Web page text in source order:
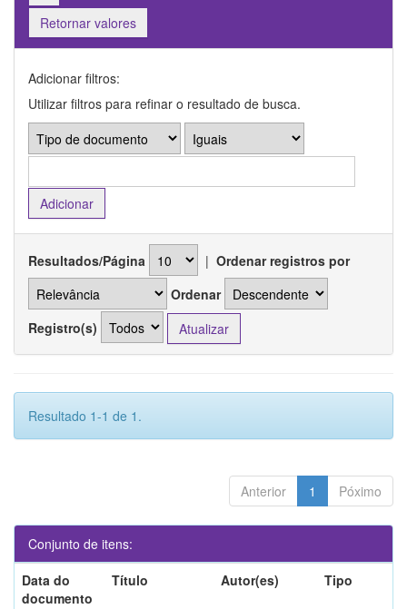
Retornar valores
Adicionar filtros:
Utilizar filtros para refinar o resultado de busca.
Resultados/Página | Ordenar registros por
Ordenar
Registro(s)
Resultado 1-1 de 1.
Anterior 1 Póximo
Conjunto de itens:
Data do
documento
Título Autor(es) Tipo